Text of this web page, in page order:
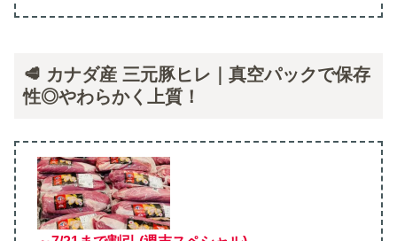
🥩 カナダ産 三元豚ヒレ｜真空パックで保存
性◎やわらかく上質！